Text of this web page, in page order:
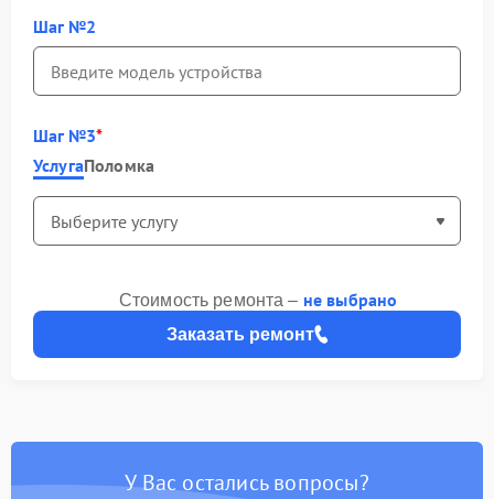
Шаг №2
Шаг №3
УслугаПоломка
Заказать ремонт
Стоимость ремонта – не выбрано
У Вас остались вопросы?